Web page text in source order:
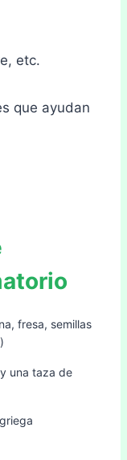
etc.
que ayudan
fresa, semillas
una taza de